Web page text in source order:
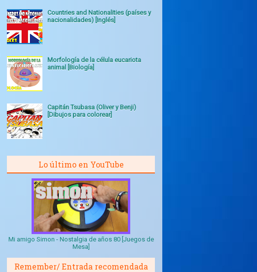
Countries and Nationalities (países y
nacionalidades) [Inglés]
Morfología de la célula eucariota
animal [Biología]
Capitán Tsubasa (Oliver y Benji)
[Dibujos para colorear]
Lo último en YouTube
Mi amigo Simon - Nostalgia de años 80 [Juegos de
Mesa]
Remember/ Entrada recomendada